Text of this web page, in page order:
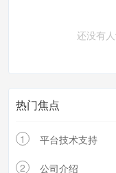
还没有
热门焦点
1 平台技术支持
2 公司介绍